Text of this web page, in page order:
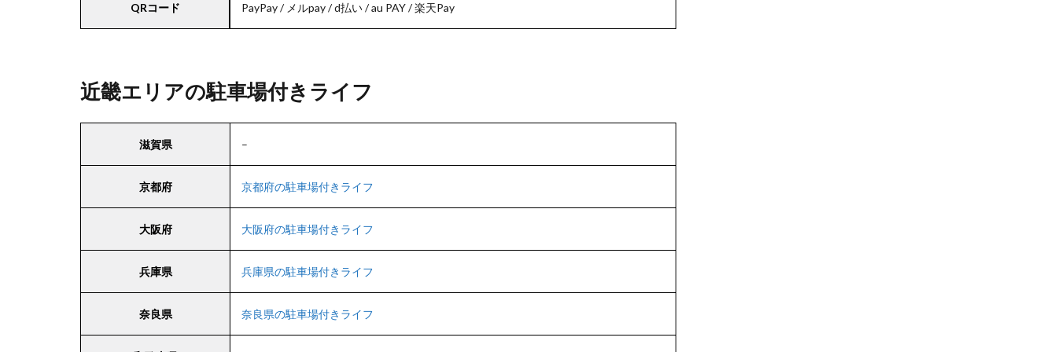
QRコード PayPay / メルpay / d払い / au PAY / 楽天Pay
近畿エリアの駐車場付きライフ
滋賀県 –
京都府 京都府の駐車場付きライフ
大阪府 大阪府の駐車場付きライフ
兵庫県 兵庫県の駐車場付きライフ
奈良県 奈良県の駐車場付きライフ